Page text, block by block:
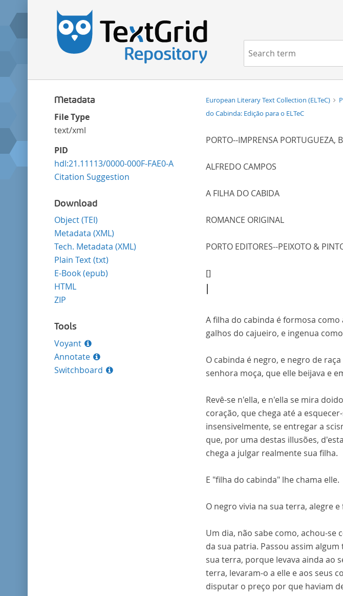
Navigation
Metadata
File Type
text/xml
PID
hdl:21.11113/0000-000F-FAE0-A
Citation Suggestion
Download
Object (TEI)
Metadata (XML)
Tech. Metadata (XML)
Plain Text (txt)
E-Book (epub)
HTML
ZIP
Tools
Voyant
Annotate
Switchboard
European Literary Text Collection (ELTeC)
do Cabinda: Edição para o ELTeC
PORTO--IMPRENSA PORTUGUEZA,
ALFREDO CAMPOS
A FILHA DO CABIDA
ROMANCE ORIGINAL
PORTO EDITORES--PEIXOTO &
[]
A filha do cabinda é formosa
galhos do cajueiro, e ingenua
O cabinda é negro, e negro de
senhora moça, que elle beijava e
Revê-se n'ella, e n'ella se mira
coração, que chega até a
insensivelmente, se entregar a
que, por uma destas illusões,
chega a julgar realmente sua filha.
E "filha do cabinda" lhe chama elle.
O negro vivia na sua terra, alegre
Um dia, não sabe como, achou-se
da sua patria. Passou assim
sua terra, porque levava ainda ao
terra, levaram-o a elle e aos seus
disputar o preço por que haviam